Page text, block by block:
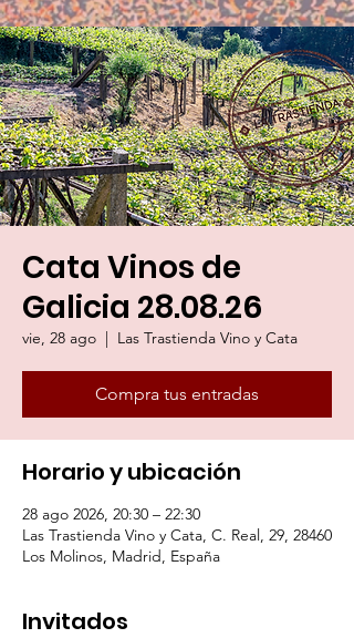
Cata Vinos de
Galicia 28.08.26
vie, 28 ago
  |
Las Trastienda Vino y Cata
Compra tus entradas
Horario y ubicación
28 ago 2026, 20:30 – 22:30
Las Trastienda Vino y Cata, C. Real, 29, 28460
Los Molinos, Madrid, España
Invitados